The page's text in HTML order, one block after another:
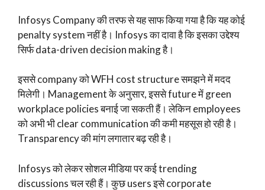
Infosys Company की तरफ से यह साफ किया गया है कि यह कोई
penalty system नहीं है। Infosys का दावा है कि इसका उद्देश्य
सिर्फ data-driven decision making है।
इससे company को WFH cost structure समझने में मदद
मिलेगी। Management के अनुसार, इससे future में green
workplace policies बनाई जा सकती हैं। लेकिन employees
को अभी भी clear communication की कमी महसूस हो रही है।
Transparency की मांग लगातार बढ़ रही है।
Infosys को लेकर सोशल मीडिया पर कई trending
discussions चल रही हैं। कुछ users इसे corporate